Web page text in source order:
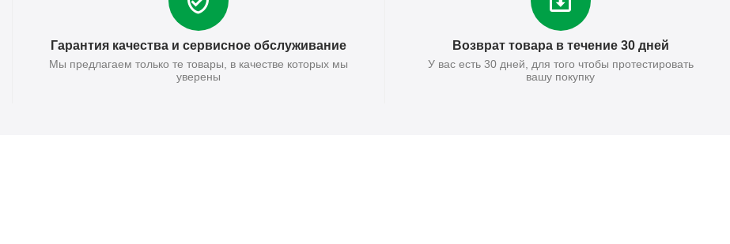
Гарантия качества и сервисное обслуживание
Мы предлагаем только те товары, в качестве которых мы
уверены
Возврат товара в течение 30 дней
У вас есть 30 дней, для того чтобы протестировать
вашу покупку